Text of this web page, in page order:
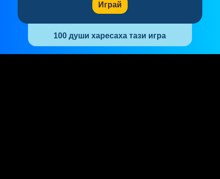
Играй
100 души харесаха тази игра